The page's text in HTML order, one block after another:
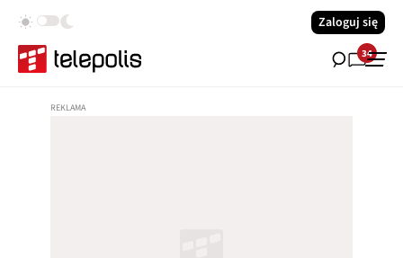
Zaloguj się
34